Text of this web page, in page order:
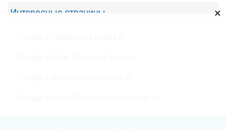
Интересные страницы ×